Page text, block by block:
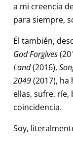
a mi creencia
para siempre,
Él también,
God Forgives
Land(2016),
2049(2017), ha
ellas, sufre, ríe,
coincidencia.
Soy,